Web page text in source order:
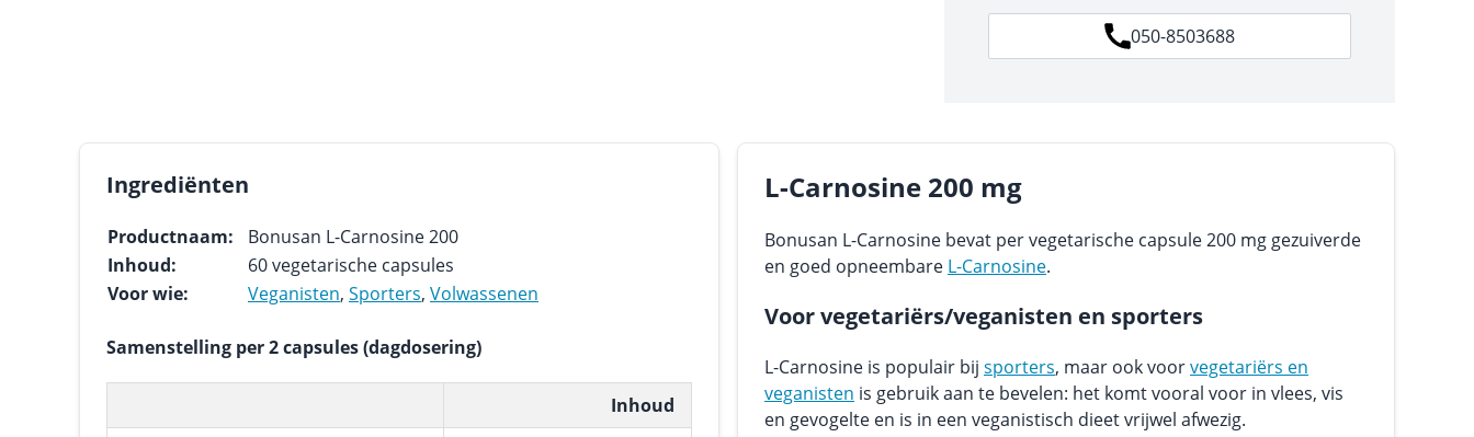
050-8503688
Ingrediënten
Productnaam:
Bonusan L-Carnosine 200
Inhoud:
60 vegetarische capsules
Voor wie:
Veganisten, Sporters, Volwassenen
Samenstelling per 2 capsules (dagdosering)
Inhoud
L-Carnosine 200 mg
Bonusan L-Carnosine bevat per vegetarische capsule 200 mg gezuiverde
en goed opneembare L-Carnosine.
Voor vegetariërs/veganisten en sporters
L-Carnosine is populair bij sporters, maar ook voorvegetariërs en
veganisten is gebruik aan te bevelen: het komt vooral voor in vlees, vis
en gevogelte en is in een veganistisch dieet vrijwel afwezig.